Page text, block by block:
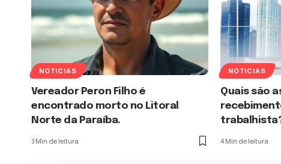
NOTICIAS
Vereador Peron Filho é
encontrado morto no Litoral
Norte da Paraíba.
3 Min de leitura
NOTICIAS
Quais são
4 Min de leitura